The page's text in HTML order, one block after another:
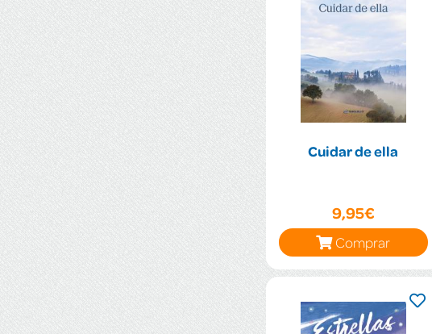
Cuidar de ella
9,95€
Comprar